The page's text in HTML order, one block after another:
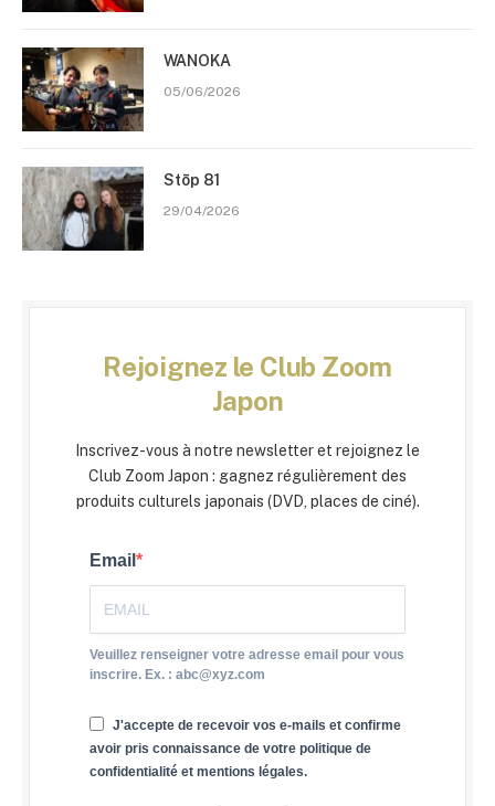
WANOKA
05/06/2026
Stōp 81
29/04/2026
Rejoignez le Club Zoom
Japon
Inscrivez-vous à notre newsletter et rejoignez le
Club Zoom Japon : gagnez régulièrement des
produits culturels japonais (DVD, places de ciné).
Email
Veuillez renseigner votre adresse email pour vous
inscrire. Ex. : abc@xyz.com
J'accepte de recevoir vos e-mails et confirme
avoir pris connaissance de votre politique de
confidentialité et mentions légales.